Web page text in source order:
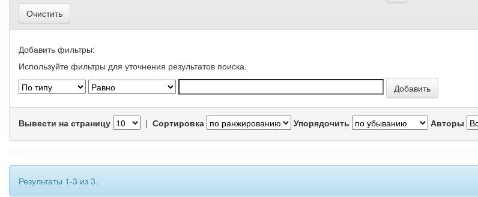
Очистить
Добавить фильтры:
Используйте фильтры для уточнения результатов поиска.
Вывести на страницу | Сортировка Упорядочить Авторы
Результаты 1-3 из 3.